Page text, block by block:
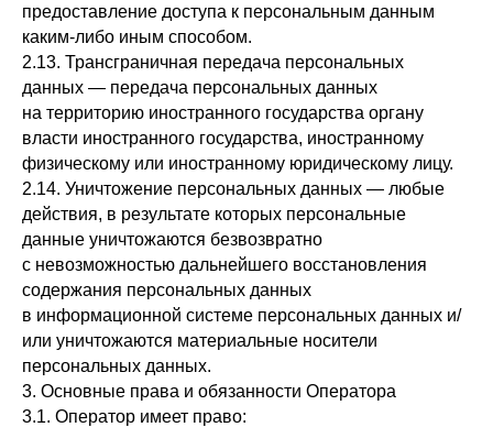
предоставление доступа к персональным данным
каким-либо иным способом.
2.13. Трансграничная передача персональных
данных — передача персональных данных
на территорию иностранного государства органу
власти иностранного государства, иностранному
физическому или иностранному юридическому лицу.
2.14. Уничтожение персональных данных — любые
действия, в результате которых персональные
данные уничтожаются безвозвратно
с невозможностью дальнейшего восстановления
содержания персональных данных
в информационной системе персональных данных и/
или уничтожаются материальные носители
персональных данных.
3. Основные права и обязанности Оператора
3.1. Оператор имеет право: